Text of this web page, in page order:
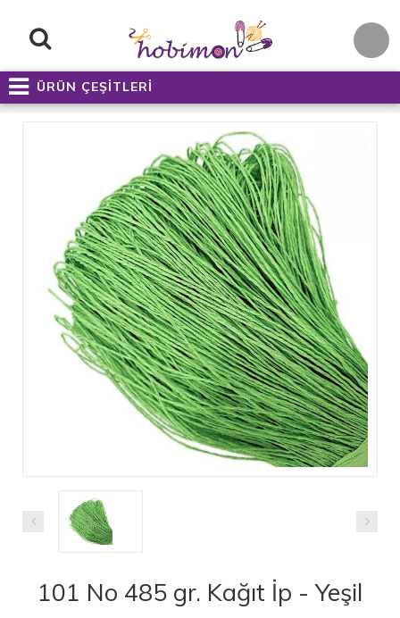
ÜRÜN ÇEŞİTLERİ
101 No 485 gr. Kağıt İp - Yeşil